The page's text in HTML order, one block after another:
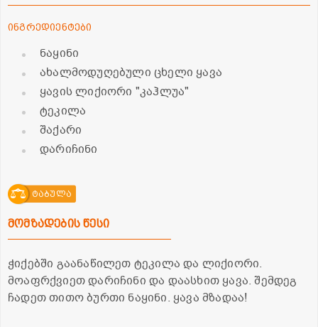
ინგრედიენტები
ნაყინი
ახალმოდუღებული ცხელი ყავა
ყავის ლიქიორი "კაჰლუა"
ტეკილა
შაქარი
დარიჩინი
ტაბულა
მომზადების წესი
ჭიქებში გაანაწილეთ ტეკილა და ლიქიორი.
მოაფრქვიეთ დარიჩინი და დაასხით ყავა. შემდეგ
ჩადეთ თითო ბურთი ნაყინი. ყავა მზადაა!